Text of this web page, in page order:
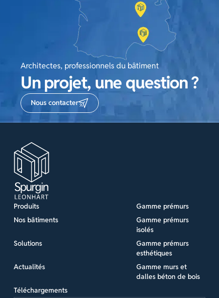
Architectes, professionnels du bâtiment
Un projet, une question ?
Nous contacter
Produits
Gamme prémurs
Nos bâtiments
Gamme prémurs
isolés
Solutions
Gamme prémurs
esthétiques
Actualités
Gamme murs et
dalles béton de bois
Téléchargements